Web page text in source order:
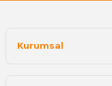
Kurumsal